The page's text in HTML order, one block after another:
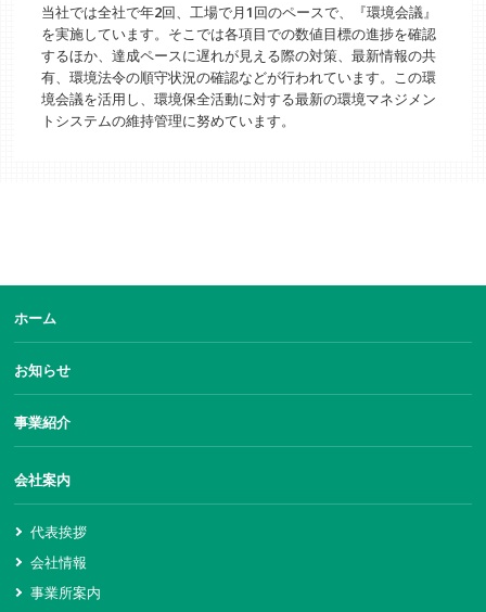
当社では全社で年2回、工場で月1回のペースで、『環境会議』
を実施しています。そこでは各項目での数値目標の進捗を確認
するほか、達成ペースに遅れが見える際の対策、最新情報の共
有、環境法令の順守状況の確認などが行われています。この環
境会議を活用し、環境保全活動に対する最新の環境マネジメン
トシステムの維持管理に努めています。
ホーム
お知らせ
事業紹介
会社案内
代表挨拶
会社情報
事業所案内